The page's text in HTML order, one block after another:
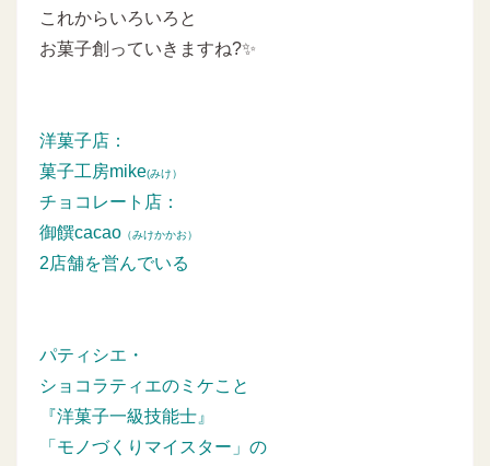
これからいろいろと
お菓子創っていきますね?✨
洋菓子店：
菓子工房mike(みけ）
チョコレート店：
御饌cacao （みけかかお）
2店舗を営んでいる
パティシエ・
ショコラティエのミケこと
『洋菓子一級技能士』
「モノづくりマイスター」の